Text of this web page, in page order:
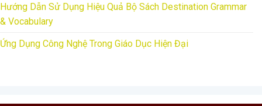
Hướng Dẫn Sử Dụng Hiệu Quả Bộ Sách Destination Grammar
& Vocabulary
Ứng Dụng Công Nghệ Trong Giáo Dục Hiện Đại